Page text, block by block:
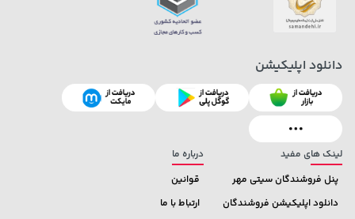
149,900 تومان خرید
141,000 تومان
165,900
لینک های مفید
پنل فروشندگان سیتی مهر
دانلود اپلیکیشن فروشندگان
درباره ما
قوانین
ارتباط با ما
دانلود اپلیکیشن